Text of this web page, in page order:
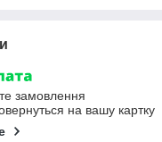
замовлення
на вашу картку